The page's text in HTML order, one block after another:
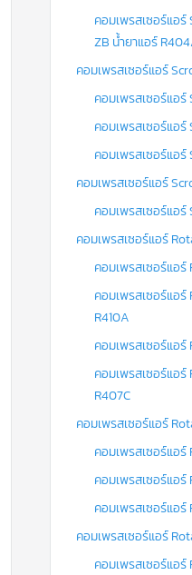
คอมเพรสเซอร์แอ
ZB น้ำยาแอร์
คอมเพรสเซอร์แอร์
คอมเพรสเซอร์แอร์
คอมเพรสเซอร์แอ
คอมเพรสเซอร์แอร์
คอมเพรสเซอร์แอร์
คอมเพรสเซอร์แอร์
คอมเพรสเซอร์แอร์
คอมเพรสเซอร์แอร์
คอมเพรสเซอร์แอร์
R410A
คอมเพรสเซอร์แอร์
คอมเพรสเซอร์แอร์
R407C
คอมเพรสเซอร์แอร์
คอมเพรสเซอร์แอร์
คอมเพรสเซอร์แอร์
คอมเพรสเซอร์แอร์
คอมเพรสเซอร์แอร์
คอมเพรสเซอร์แอ